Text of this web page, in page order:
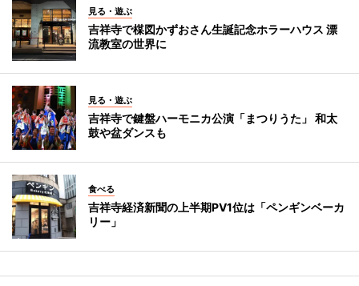
見る・遊ぶ
吉祥寺で楳図かずおさん生誕記念ホラーハウス 漂
流教室の世界に
見る・遊ぶ
吉祥寺で鍵盤ハーモニカ公演「まつりうた」 和太
鼓や盆ダンスも
食べる
吉祥寺経済新聞の上半期PV1位は「ペンギンベーカ
リー」